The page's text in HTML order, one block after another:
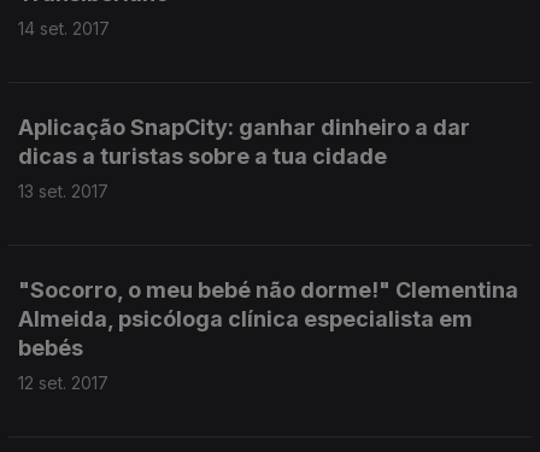
14 set. 2017
Aplicação SnapCity: ganhar dinheiro a dar
dicas a turistas sobre a tua cidade
13 set. 2017
"Socorro, o meu bebé não dorme!" Clementina
Almeida, psicóloga clínica especialista em
bebés
12 set. 2017